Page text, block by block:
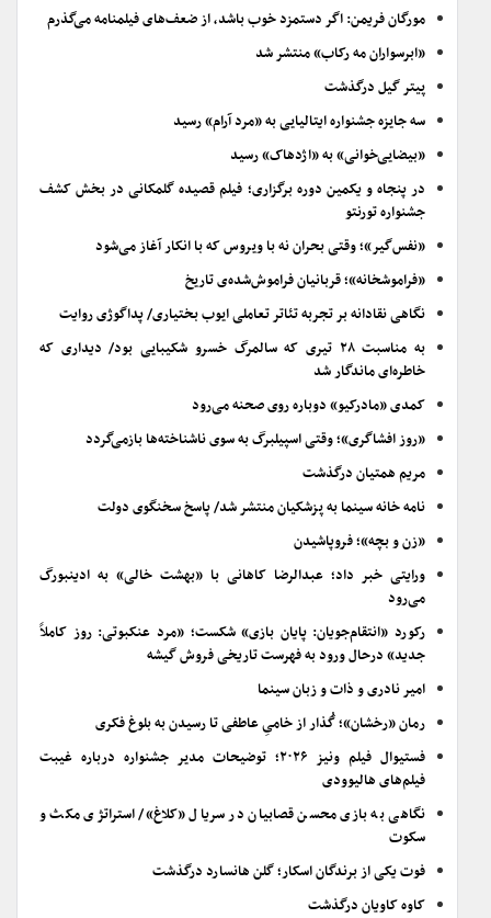
مورگان فریمن: اگر دستمزد خوب باشد، از ضعف‌های فیلمنامه می‌گذرم
«ابرسواران مه رکاب» منتشر شد
پیتر گیل درگذشت
سه جایزه جشنواره ایتالیایی به «مرد آرام» رسید
«بیضایی‌خوانی» به «اژدهاک» رسید
در پنجاه و یکمین دوره برگزاری؛ فیلم قصیده گلمکانی در بخش کشف
جشنواره تورنتو
«نفس‌گیر»؛ وقتی بحران نه با ویروس که با انکار آغاز می‌شود
«فراموشخانه»؛ قربانیان فراموش‌شده‌ی تاریخ
نگاهی نقادانه بر تجربه تئاتر تعاملی ایوب بختیاری/ پداگوژی روایت
به مناسبت ۲۸ تیری که سالمرگ خسرو شکیبایی بود/ دیداری که
خاطره‌ای ماندگار شد
کمدی «مادرکیو» دوباره روی صحنه می‌رود
«روز افشاگری»؛ وقتی اسپیلبرگ به سوی ناشناخته‌ها بازمی‌گردد
مریم همتیان درگذشت
نامه خانه سینما به پزشکیان منتشر شد/ پاسخ سخنگوی دولت
«زن و بچه»؛ فروپاشیدن
ورایتی خبر داد؛ عبدالرضا کاهانی با «بهشت خالی» به ادینبورگ
می‌رود
رکورد «انتقام‌جویان: پایان بازی» شکست؛ «مرد عنکبوتی: روز کاملاً
جدید» درحال ورود به فهرست تاریخی فروش گیشه
امیر نادری و ذات و زبان سینما
رمان «رخشان»؛ گُذار از خامیِ عاطفی تا رسیدن به بلوغ فکری
فستیوال فیلم ونیز ۲۰۲۶؛ توضیحات مدیر جشنواره درباره غیبت
فیلم‌های هالیوودی
نگاهی به بازی محسن قصابیان در سریال «کلاغ»/ استراتژی مکث و
سکوت
فوت یکی از برندگان اسکار؛ گلن هانسارد درگذشت
کاوه کاویان درگذشت